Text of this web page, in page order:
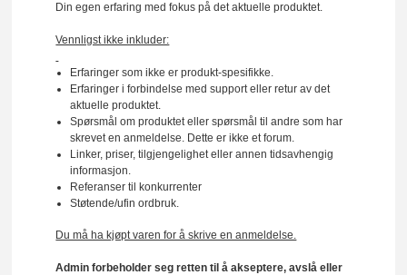
Din egen erfaring med fokus på det aktuelle produktet.
Vennligst ikke inkluder:
Erfaringer som ikke er produkt-spesifikke.
Erfaringer i forbindelse med support eller retur av det
aktuelle produktet.
Spørsmål om produktet eller spørsmål til andre som har
skrevet en anmeldelse. Dette er ikke et forum.
Linker, priser, tilgjengelighet eller annen tidsavhengig
informasjon.
Referanser til konkurrenter
Støtende/ufin ordbruk.
Du må ha kjøpt varen for å skrive en anmeldelse.
Admin forbeholder seg retten til å akseptere, avslå eller